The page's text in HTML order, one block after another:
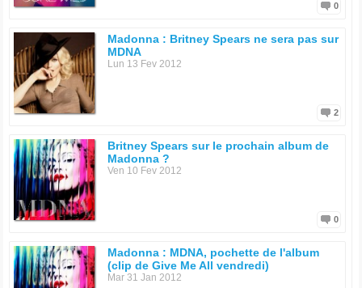
0
Madonna : Britney Spears ne sera pas sur
MDNA
Lun 13 Fev 2012
2
Britney Spears sur le prochain album de
Madonna ?
Ven 10 Fev 2012
0
Madonna : MDNA, pochette de l'album
(clip de Give Me All vendredi)
Mar 31 Jan 2012